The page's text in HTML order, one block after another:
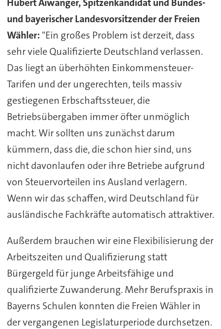
und bayerischer Landesvorsitzender der Freien
Wähler: "Ein großes Problem ist derzeit, dass
sehr viele Qualifizierte Deutschland verlassen.
Das liegt an überhöhten Einkommensteuer-
Tarifen und der ungerechten, teils massiv
gestiegenen Erbschaftssteuer, die
Betriebsübergaben immer öfter unmöglich
macht. Wir sollten uns zunächst darum
kümmern, dass die, die schon hier sind, uns
nicht davonlaufen oder ihre Betriebe aufgrund
von Steuervorteilen ins Ausland verlagern.
Wenn wir das schaffen, wird Deutschland für
ausländische Fachkräfte automatisch attraktiver.
Außerdem brauchen wir eine Flexibilisierung der
Arbeitszeiten und Qualifizierung statt
Bürgergeld für junge Arbeitsfähige und
qualifizierte Zuwanderung. Mehr Berufspraxis in
Bayerns Schulen konnten die Freien Wähler in
der vergangenen Legislaturperiode durchsetzen.